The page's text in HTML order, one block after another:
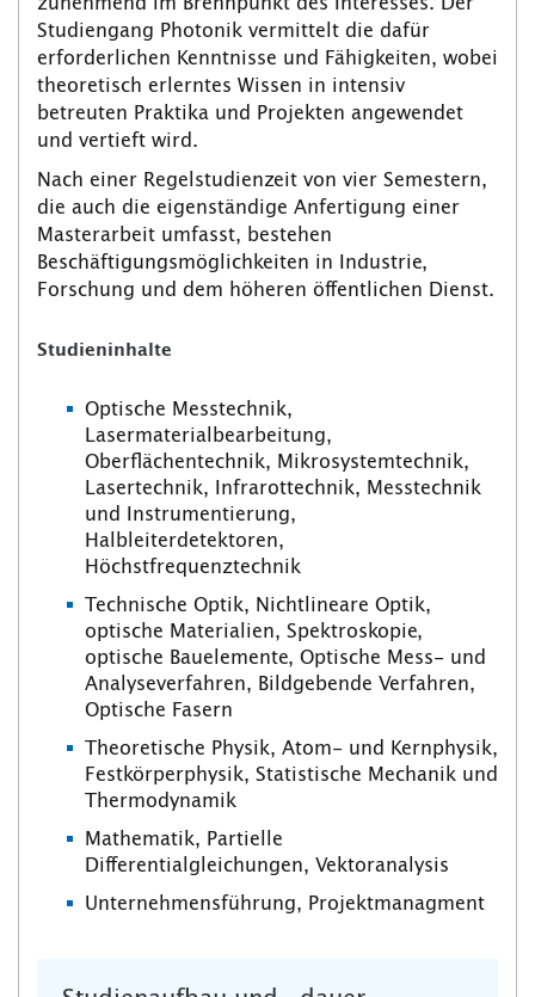
zunehmend im Brennpunkt des Interesses. Der
Studiengang Photonik vermittelt die dafür
erforderlichen Kenntnisse und Fähigkeiten, wobei
theoretisch erlerntes Wissen in intensiv
betreuten Praktika und Projekten angewendet
und vertieft wird.
Nach einer Regelstudienzeit von vier Semestern,
die auch die eigenständige Anfertigung einer
Masterarbeit umfasst, bestehen
Beschäftigungsmöglichkeiten in Industrie,
Forschung und dem höheren öffentlichen Dienst.
Studieninhalte
Optische Messtechnik,
Lasermaterialbearbeitung,
Oberflächentechnik, Mikrosystemtechnik,
Lasertechnik, Infrarottechnik, Messtechnik
und Instrumentierung,
Halbleiterdetektoren,
Höchstfrequenztechnik
Technische Optik, Nichtlineare Optik,
optische Materialien, Spektroskopie,
optische Bauelemente, Optische Mess- und
Analyseverfahren, Bildgebende Verfahren,
Optische Fasern
Theoretische Physik, Atom- und Kernphysik,
Festkörperphysik, Statistische Mechanik und
Thermodynamik
Mathematik, Partielle
Differentialgleichungen, Vektoranalysis
Unternehmensführung, Projektmanagment